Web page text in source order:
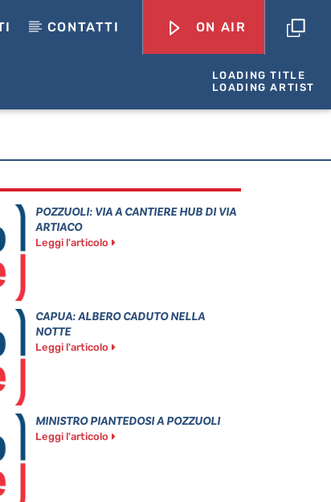
CONTATTI ON AIR
LOADING TITLE
LOADING ARTIST
POZZUOLI: VIA A CANTIERE HUB DI VIA
ARTIACO
Leggi l'articolo
CAPUA: ALBERO CADUTO NELLA
NOTTE
Leggi l'articolo
MINISTRO PIANTEDOSI A POZZUOLI
Leggi l'articolo